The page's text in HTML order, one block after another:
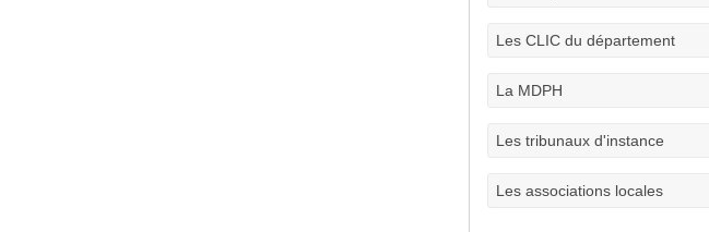
Les CLIC du département
La MDPH
Les tribunaux d'instance
Les associations locales